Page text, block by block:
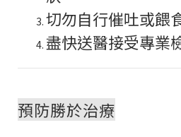
切勿自行催吐或餵
盡快送醫接受專業
預防勝於治療